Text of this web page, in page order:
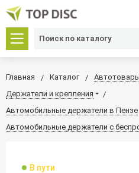
Главная Каталог
Держатели и крепления
Автомобильные держатели в Пензе
Автомобильные держатели с
В пути